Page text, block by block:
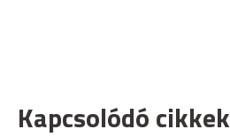
Kapcsolódó cikkek